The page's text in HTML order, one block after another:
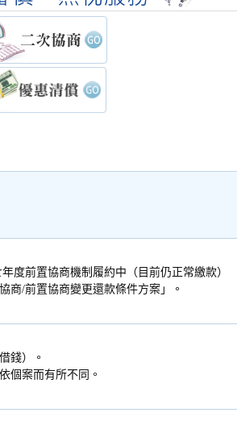
度前置協商機制履約中（目前仍正常繳款）
商/前置協商變更還款條件方案」。
錢）。
個案而有所不同。